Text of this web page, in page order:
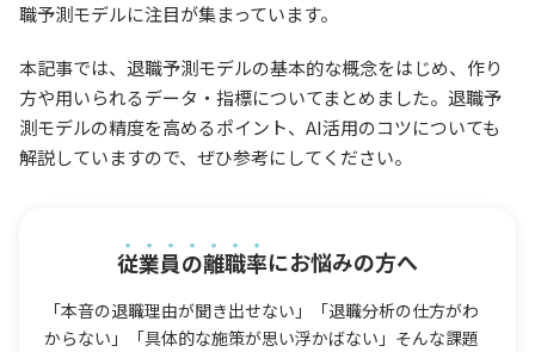
職予測モデルに注目が集まっています。
本記事では、退職予測モデルの基本的な概念をはじめ、作り
方や用いられるデータ・指標についてまとめました。退職予
測モデルの精度を高めるポイント、AI活用のコツについても
解説していますので、ぜひ参考にしてください。
従業員の離職率にお悩みの方へ
「本音の退職理由が聞き出せない」「退職分析の仕方がわ
からない」「具体的な施策が思い浮かばない」そんな課題